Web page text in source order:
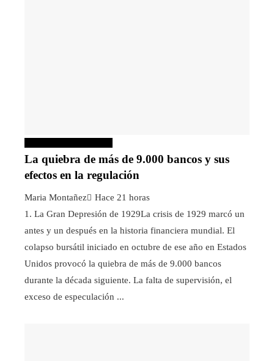
La quiebra de más de 9.000 bancos y sus
efectos en la regulación
Maria Montañez
Hace 21 horas
1. La Gran Depresión de 1929La crisis de 1929 marcó un
antes y un después en la historia financiera mundial. El
colapso bursátil iniciado en octubre de ese año en Estados
Unidos provocó la quiebra de más de 9.000 bancos
durante la década siguiente. La falta de supervisión, el
exceso de especulación ...